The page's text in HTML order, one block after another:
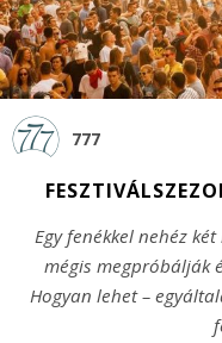
777
Egy fenékkel nehéz
mégis megpróbálják
Hogyan lehet –